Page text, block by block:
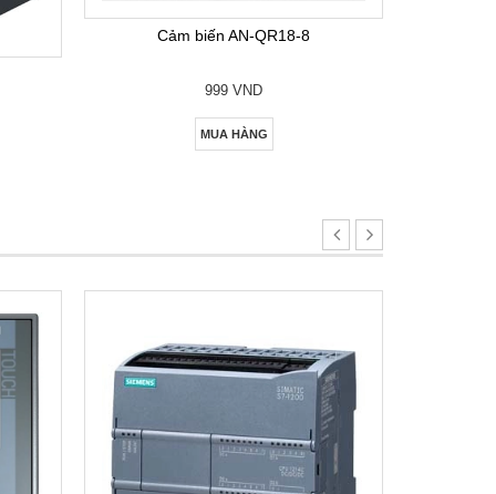
Cảm biến AN-QR18-8
999 VND
MUA HÀNG